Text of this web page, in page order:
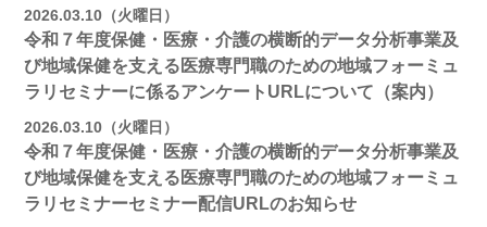
2026.03.10（火曜日）
令和７年度保健・医療・介護の横断的データ分析事業及
び地域保健を支える医療専門職のための地域フォーミュ
ラリセミナーに係るアンケートURLについて（案内）
2026.03.10（火曜日）
令和７年度保健・医療・介護の横断的データ分析事業及
び地域保健を支える医療専門職のための地域フォーミュ
ラリセミナーセミナー配信URLのお知らせ